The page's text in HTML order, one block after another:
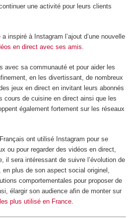
une activité pour leurs clients
inspiré à Instagram l’ajout d’une nouvelle
en direct avec ses amis.
avec sa communauté et pour aider les
en les divertissant, de nombreux
jeux en direct en invitant leurs abonnés
cours de cuisine en direct ainsi que les
également fortement sur les réseaux
ont utilisé Instagram pour se
ou pour regarder des vidéos en direct,
il sera intéressant de suivre l’évolution de
en plus de son aspect social originel,
comportementales pour proposer de
élargir son audience afin de monter sur
plus utilisé en France.